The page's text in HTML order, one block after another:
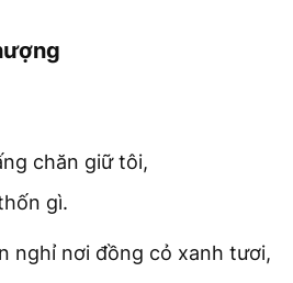
chăn giữ tôi,
gì.
nghỉ nơi đồng cỏ xanh tươi,